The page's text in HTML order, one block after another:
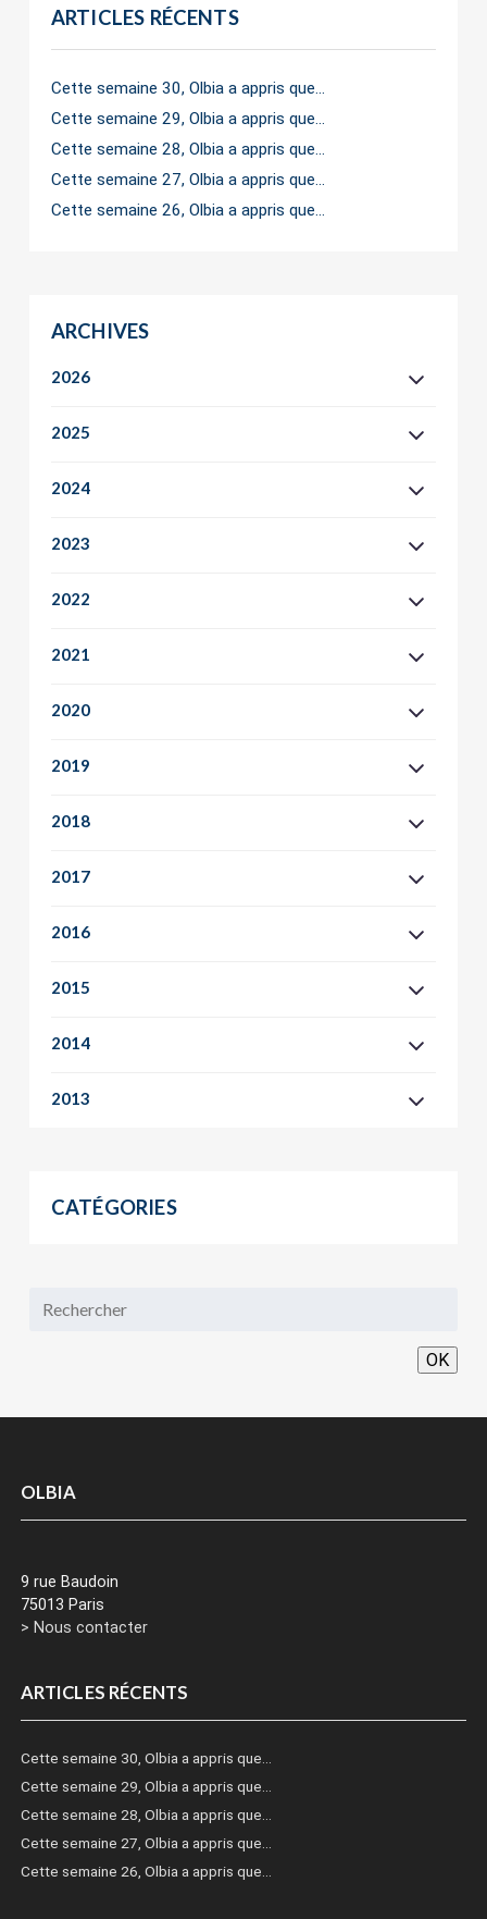
ARTICLES RÉCENTS
Cette semaine 30, Olbia a appris que…
Cette semaine 29, Olbia a appris que…
Cette semaine 28, Olbia a appris que…
Cette semaine 27, Olbia a appris que…
Cette semaine 26, Olbia a appris que…
ARCHIVES
2026
2025
2024
2023
2022
2021
2020
2019
2018
2017
2016
2015
2014
2013
CATÉGORIES
OK
OLBIA
9 rue Baudoin
75013 Paris
> Nous contacter
ARTICLES RÉCENTS
Cette semaine 30, Olbia a appris que…
Cette semaine 29, Olbia a appris que…
Cette semaine 28, Olbia a appris que…
Cette semaine 27, Olbia a appris que…
Cette semaine 26, Olbia a appris que…